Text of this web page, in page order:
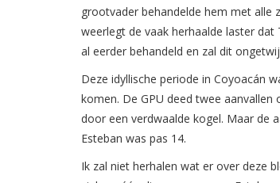
grootvader behandelde hem met alle
weerlegt de vaak herhaalde laster
al eerder behandeld en zal dit
Deze idyllische periode in Coyoacán
komen. De GPU deed twee
door een verdwaalde kogel. Maar de
Esteban was pas 14.
Ik zal niet herhalen wat er over deze